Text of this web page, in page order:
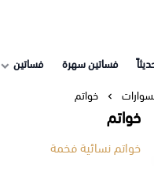
فساتين سهرة فساتين
خواتم
خواتم
خواتم نسائية فخمة